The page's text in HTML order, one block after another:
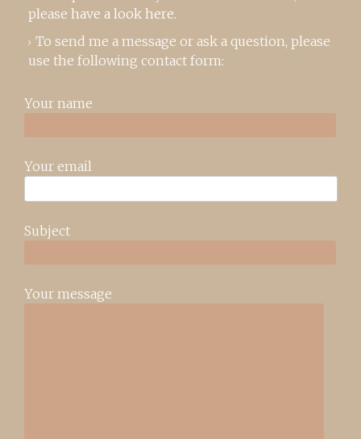
please have a look here.
To send me a message or ask a question, please
use the following contact form:
Your name
Your email
Subject
Your message